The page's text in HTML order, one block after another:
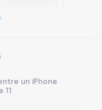
iPhone 11
exploit.
(iOS 26)
un iPhone
11